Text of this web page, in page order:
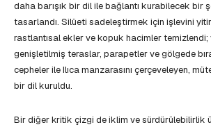
daha barışık bir dil ile bağlantı kurabilecek bir
tasarlandı. Silüeti sadeleştirmek için işlevini
rastlantısal ekler ve kopuk hacimler
genişletilmiş teraslar, parapetler ve gölgede
cepheler ile Ilıca manzarasını çerçeveleyen,
bir dil kuruldu.
Bir diğer kritik çizgi de iklim ve sürdürülebilirlik